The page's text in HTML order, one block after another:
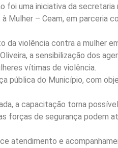
foi uma iniciativa da secretaria
Mulher – Ceam, em parceria
violência contra a mulher
a sensibilização dos
vítimas de violência.
pública do Município, com
a capacitação torna
forças de segurança podem
atendimento e